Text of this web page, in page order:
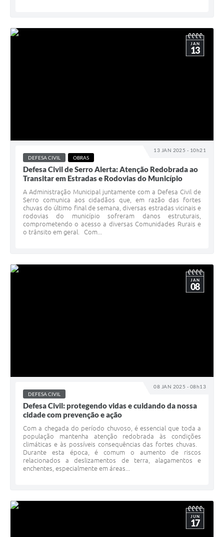
13 JAN 2025 - 10h21
JAN
13
DEFESA CIVIL OBRAS
Defesa Civil de Serro Alerta: Atenção Redobrada ao
Transitar em Estradas e Rodovias do Município
A Administração Municipal juntamente com a Defesa Civil de
Serro comunica aos cidadãos que, em razão das fortes
chuvas do último final de semana, diversas estradas vicinais e
rodovias do município sofreram danos estruturais,
comprometendo o acesso a diversas Comunidades Rurais e
o trânsito em geral. Com...
08 JAN 2025 - 08h13
JAN
08
DEFESA CIVIL
Defesa Civil: protegendo vidas e cuidando da nossa
cidade com prevenção e ação
Com a chegada do período chuvoso, é essencial que toda a
população mantenha atenção redobrada às condições
climáticas e às possíveis consequências das fortes chuvas.
Durante esta época, é comum o aumento de riscos
relacionados a deslizamentos de terra, alagamentos e
enchentes, especialmente em áreas...
JUN
17